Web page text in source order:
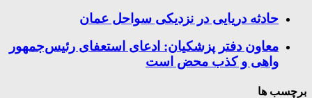
حادثه دریایی در نزدیکی سواحل عمان
معاون دفتر پزشکیان: ادعای استعفای رئیس‌جمهور
واهی و کذب محض است
برچسب ها